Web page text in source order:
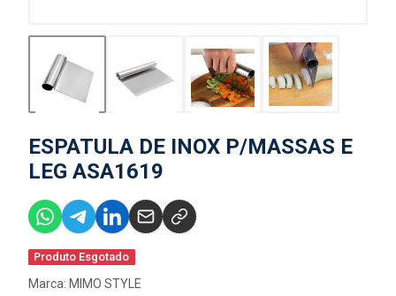
ESPATULA DE INOX P/MASSAS E
LEG ASA1619
Produto Esgotado
Marca: MIMO STYLE